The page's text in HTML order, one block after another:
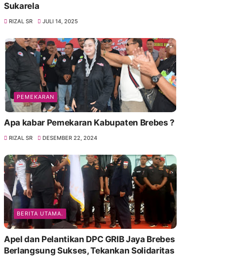
Sukarela
RIZAL SR JULI 14, 2025
PEMEKARAN
Apa kabar Pemekaran Kabupaten Brebes ?
RIZAL SR DESEMBER 22, 2024
BERITA UTAMA.
Apel dan Pelantikan DPC GRIB Jaya Brebes
Berlangsung Sukses, Tekankan Solidaritas